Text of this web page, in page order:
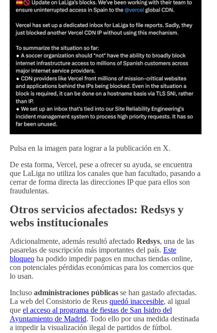
Pulsa en la imagen para lograr a la publicación en X.
De esta forma, Vercel, pese a ofrecer su ayuda, se encuentra
que LaLiga no utiliza los canales que han facultado, pasando a
cerrar de forma directa las direcciones IP que para ellos son
fraudulentas.
Otros servicios afectados: Redsys y
webs institucionales
Adicionalmente, además resultó afectado Redsys, una de las
pasarelas de suscripción más importantes del país. Este
bloqueo ha podido impedir pagos en muchas tiendas online,
con potenciales pérdidas económicas para los comercios que
lo usan.
Incluso administraciones públicas se han gastado afectadas.
La web del Consistorio de Reus quedó inaccesible, al igual
que el acceso al programa de fiestas de San Isidro del
Ayuntamiento de Madrid. Todo ello por una medida destinada
a impedir la visualización ilegal de partidos de fútbol.